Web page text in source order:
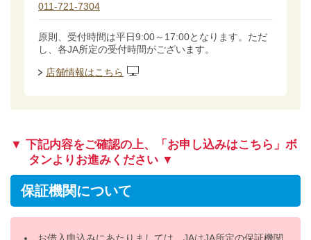
011-721-7304
原則、受付時間は平日9:00～17:00となります。ただ
し、各JA所定の受付時間がございます。
店舗情報はこちら
▼ 下記内容をご確認の上、「お申し込みはこちら」ボ
タンよりお進みください ▼
保証機関について